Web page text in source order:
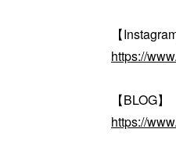
【
https://
【BLOG】
https://